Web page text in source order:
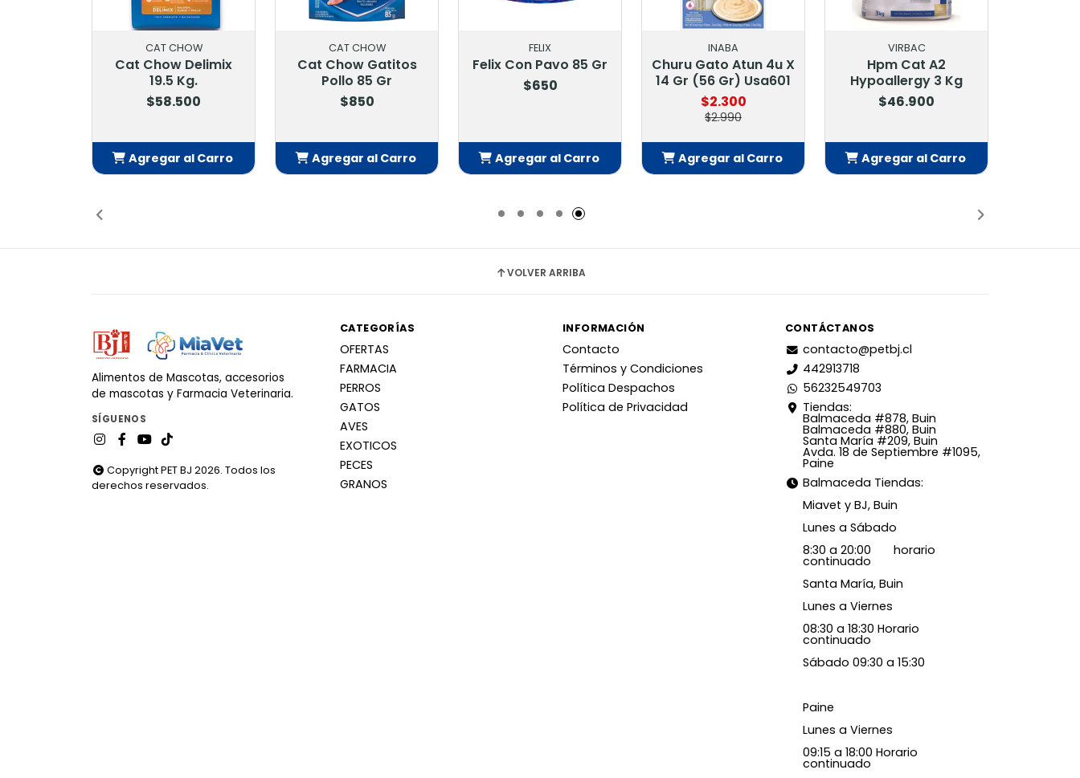
CAT CHOW
Cat Chow Delimix
19.5 Kg.
$58.500
Agregar al Carro
CAT CHOW
Cat Chow Gatitos
Pollo 85 Gr
$850
Agregar al Carro
FELIX
Felix Con Pavo 85 Gr
$650
Agregar al Carro
INABA
Churu Gato Atun 4u X
14 Gr (56 Gr) Usa601
$2.300
$2.990
Agregar al Carro
VIRBAC
Hpm Cat A2
Hypoallergy 3 Kg
$46.900
Agregar al Carro
VOLVER ARRIBA
Alimentos de Mascotas, accesorios
de mascotas y Farmacia Veterinaria.
SÍGUENOS
Copyright PET BJ 2026. Todos los
derechos reservados.
CATEGORÍAS
OFERTAS
FARMACIA
PERROS
GATOS
AVES
EXOTICOS
PECES
GRANOS
INFORMACIÓN
Contacto
Términos y Condiciones
Política Despachos
Política de Privacidad
CONTÁCTANOS
contacto@petbj.cl
442913718
56232549703
Tiendas:
Balmaceda #878, Buin
Balmaceda #880, Buin
Santa María #209, Buin
Avda. 18 de Septiembre #1095,
Paine
Balmaceda Tiendas:
Miavet y BJ, Buin
Lunes a Sábado
8:30 a 20:00 horario
continuado
Santa María, Buin
Lunes a Viernes
08:30 a 18:30 Horario
continuado
Sábado 09:30 a 15:30
Paine
Lunes a Viernes
09:15 a 18:00 Horario
continuado